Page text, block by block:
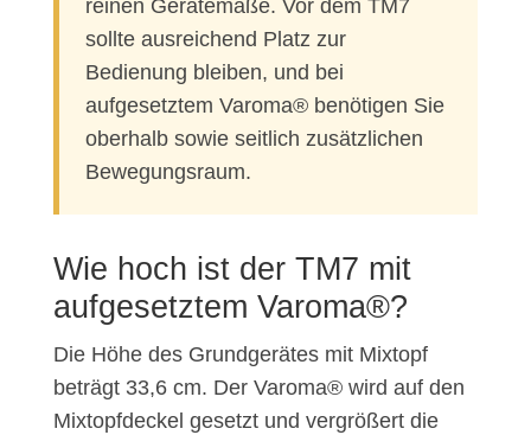
reinen Gerätemaße. Vor dem TM7
sollte ausreichend Platz zur
Bedienung bleiben, und bei
aufgesetztem Varoma® benötigen Sie
oberhalb sowie seitlich zusätzlichen
Bewegungsraum.
Wie hoch ist der TM7 mit
aufgesetztem Varoma®?
Die Höhe des Grundgerätes mit Mixtopf
beträgt 33,6 cm. Der Varoma® wird auf den
Mixtopfdeckel gesetzt und vergrößert die